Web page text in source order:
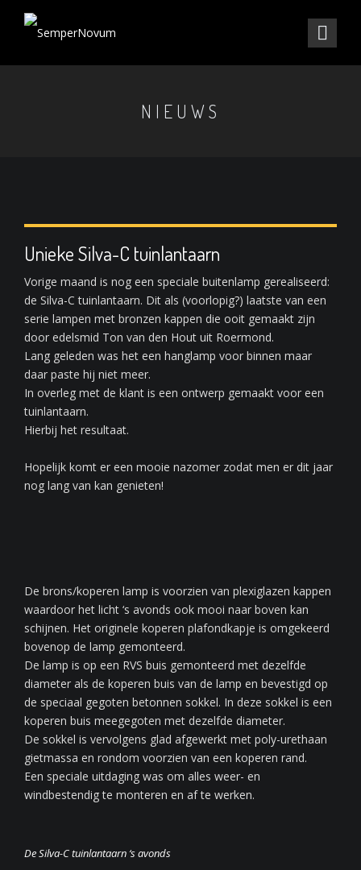
NIEUWS
Unieke Silva-C tuinlantaarn
Vorige maand is nog een speciale buitenlamp gerealiseerd:
de Silva-C tuinlantaarn. Dit als (voorlopig?) laatste van een
serie lampen met bronzen kappen die ooit gemaakt zijn
door edelsmid Ton van den Hout uit Roermond.
Lang geleden was het een hanglamp voor binnen maar
daar paste hij niet meer.
In overleg met de klant is een ontwerp gemaakt voor een
tuinlantaarn.
Hierbij het resultaat.
Hopelijk komt er een mooie nazomer zodat men er dit jaar
nog lang van kan genieten!
De brons/koperen lamp is voorzien van plexiglazen kappen
waardoor het licht ‘s avonds ook mooi naar boven kan
schijnen. Het originele koperen plafondkapje is omgekeerd
bovenop de lamp gemonteerd.
De lamp is op een RVS buis gemonteerd met dezelfde
diameter als de koperen buis van de lamp en bevestigd op
de speciaal gegoten betonnen sokkel. In deze sokkel is een
koperen buis meegegoten met dezelfde diameter.
De sokkel is vervolgens glad afgewerkt met poly-urethaan
gietmassa en rondom voorzien van een koperen rand.
Een speciale uitdaging was om alles weer- en
windbestendig te monteren en af te werken.
De Silva-C tuinlantaarn ‘s avonds